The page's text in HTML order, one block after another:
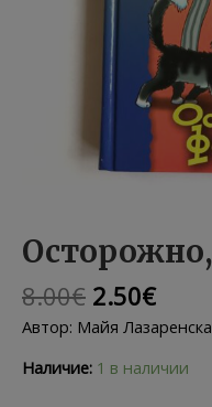
8.00€
цена
составляла
8.00€.
2.50€
2.50€.
Автор: Майя
Наличие: 1 в наличии